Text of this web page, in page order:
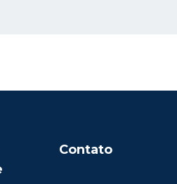
Contato